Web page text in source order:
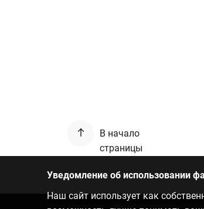
В начало
страницы
Уведомление об использовании
Наш сайт использует как